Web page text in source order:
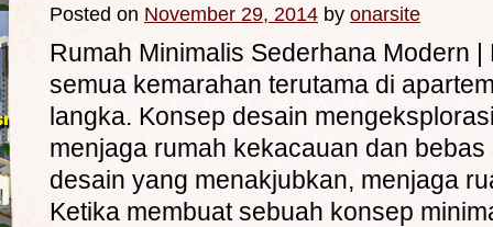
Posted on November 29, 2014 by onarsite
Rumah Minimalis Sederhana Modern
semua kemarahan terutama di
langka. Konsep desain
menjaga rumah kekacauan dan
desain yang menakjubkan, menjaga
Ketika membuat sebuah konsep